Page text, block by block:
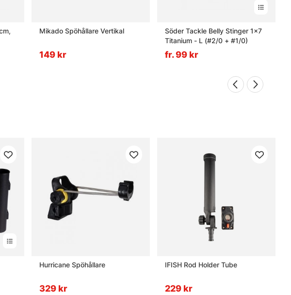
Mikado Spöhållare Vertikal
149 kr
Söder Tackle Belly Stinger 1x7
Titanium - L (#2/0 + #1/0)
fr. 99 kr
Hurricane Spöhållare
329 kr
IFISH Rod Holder Tube
229 kr